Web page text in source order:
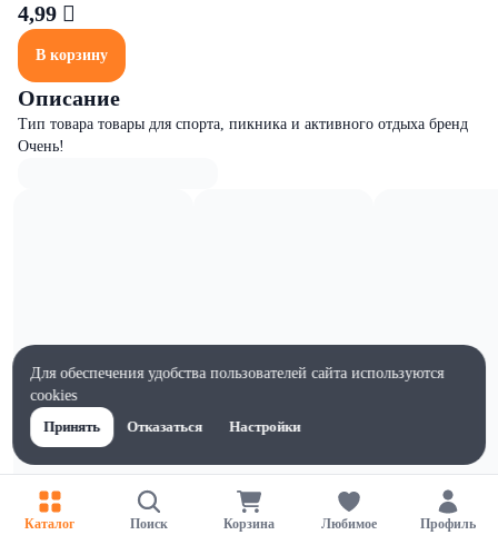
4,99 
В корзину
Описание
Тип товара товары для спорта, пикника и активного отдыха бренд
Очень!
Характеристики
Каталог Поиск Корзина Любимое Профиль
Для обеспечения удобства пользователей сайта используются
cookies
Принять
Отказаться Настройки